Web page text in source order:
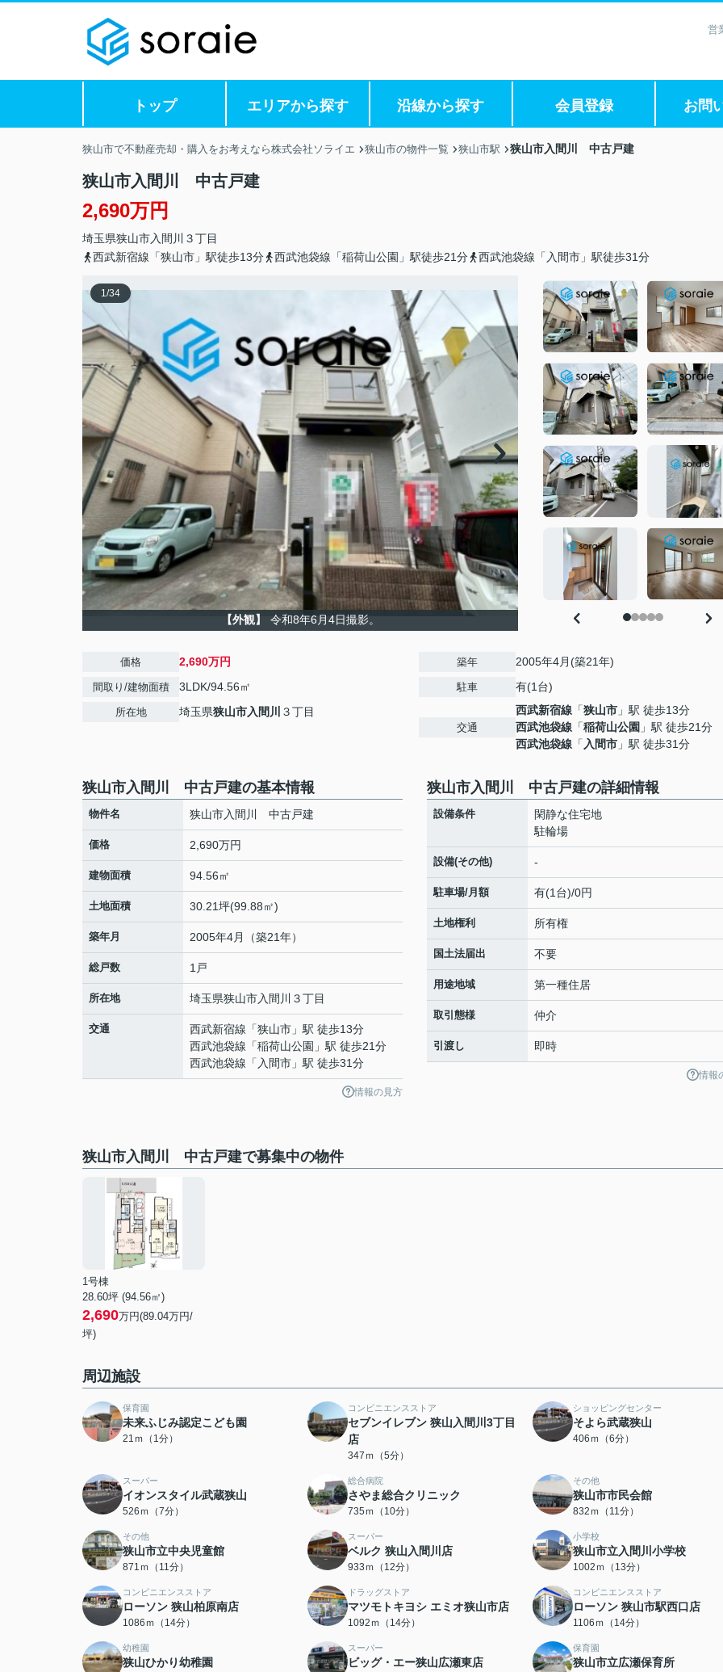
営
トップ エリアから探す 沿線から探す 会員登録 お問
狭山市で不動産売却・購入をお考えなら株式会社ソライエ 狭山市の物件一覧 狭山市駅 狭山市入間川 中古戸建
狭山市入間川 中古戸建
2,690万円
埼玉県狭山市入間川 ３丁目
西武新宿線「狭山市」駅徒歩13分
西武池袋線「稲荷山公園」駅徒歩21分 西武池袋線「入間市」駅徒歩31分
1/34
【外観】 令和8年6月4日撮影。
価格 2,690万円
間取り/建物面積 3LDK/94.56㎡
所在地 埼玉県狭山市入間川 ３丁目
築年 2005年4月(築21年)
駐車 有(1台)
交通
西武新宿線 「狭山市 」駅 徒歩13分
西武池袋線 「稲荷山公園 」駅 徒歩21分
西武池袋線 「 入間市 」駅 徒歩31分
狭山市入間川 中古戸建の基本情報
物件名 狭山市入間川 中古戸建
価格 2,690万円
建物面積 94.56㎡
土地面積 30.21坪(99.88㎡)
築年月 2005年4月（築21年）
総戸数 1戸
所在地 埼玉県狭山市入間川 ３丁目
交通 西武新宿線 「狭山市 」駅 徒歩13分
西武池袋線 「稲荷山公園 」駅 徒歩21分
西武池袋線 「 入間市 」駅 徒歩31分
情報の見方
狭山市入間川 中古戸建の詳細情報
設備条件
閑静な住宅地
駐輪場
設備(その他) -
駐車場/月額 有(1台)/0円
土地権利 所有権
国土法届出 不要
用途地域 第一種住居
取引態様 仲介
引渡し 即時
情報
狭山市入間川 中古戸建で募集中の物件
1号棟
28.60坪 (94.56㎡)
2,690万円(89.04万円/
坪)
周辺施設
保育園
未来ふじみ認定こども園
21ｍ（1分）
コンビニエンスストア
セブンイレブン 狭山入間川3丁目
店
347ｍ（5分）
ショッピングセンター
そよら武蔵狭山
406ｍ（6分）
スーパー
イオンスタイル武蔵狭山
526ｍ（7分）
総合病院
さやま総合クリニック
735ｍ（10分）
その他
狭山市市民会館
832ｍ（11分）
その他
狭山市立中央児童館
871ｍ（11分）
スーパー
ベルク 狭山入間川店
933ｍ（12分）
小学校
狭山市立入間川小学校
1002ｍ（13分）
コンビニエンスストア
ローソン 狭山柏原南店
1086ｍ（14分）
ドラッグストア
マツモトキヨシ エミオ狭山市店
1092ｍ（14分）
コンビニエンスストア
ローソン 狭山市駅西口店
1106ｍ（14分）
幼稚園
狭山ひかり幼稚園
スーパー
ビッグ・エー狭山広瀬東店
保育園
狭山市立広瀬保育所